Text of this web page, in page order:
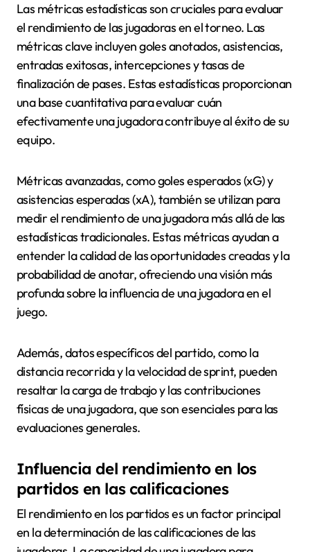
Las métricas estadísticas son cruciales para evaluar
el rendimiento de las jugadoras en el torneo. Las
métricas clave incluyen goles anotados, asistencias,
entradas exitosas, intercepciones y tasas de
finalización de pases. Estas estadísticas proporcionan
una base cuantitativa para evaluar cuán
efectivamente una jugadora contribuye al éxito de su
equipo.
Métricas avanzadas, como goles esperados (xG) y
asistencias esperadas (xA), también se utilizan para
medir el rendimiento de una jugadora más allá de las
estadísticas tradicionales. Estas métricas ayudan a
entender la calidad de las oportunidades creadas y la
probabilidad de anotar, ofreciendo una visión más
profunda sobre la influencia de una jugadora en el
juego.
Además, datos específicos del partido, como la
distancia recorrida y la velocidad de sprint, pueden
resaltar la carga de trabajo y las contribuciones
físicas de una jugadora, que son esenciales para las
evaluaciones generales.
Influencia del rendimiento en los
partidos en las calificaciones
El rendimiento en los partidos es un factor principal
en la determinación de las calificaciones de las